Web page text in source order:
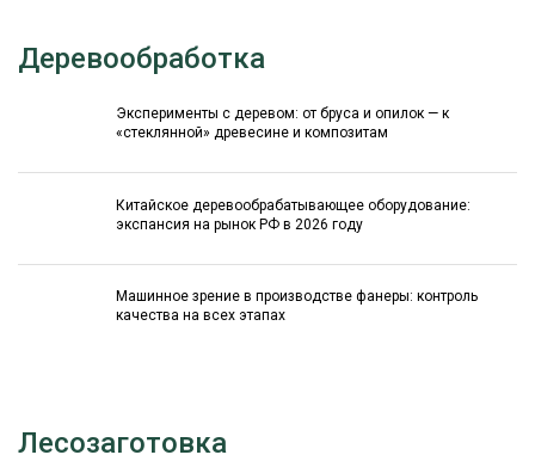
Деревообработка
Эксперименты с деревом: от бруса и опилок — к
«стеклянной» древесине и композитам
Китайское деревообрабатывающее оборудование:
экспансия на рынок РФ в 2026 году
Машинное зрение в производстве фанеры: контроль
качества на всех этапах
Лесозаготовка